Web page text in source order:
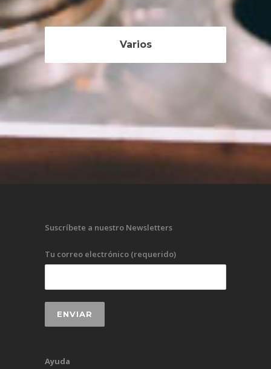
Varios
Suscríbete a nuestro Newsletters
Tu correo electrónico (requerido)
Ayuda